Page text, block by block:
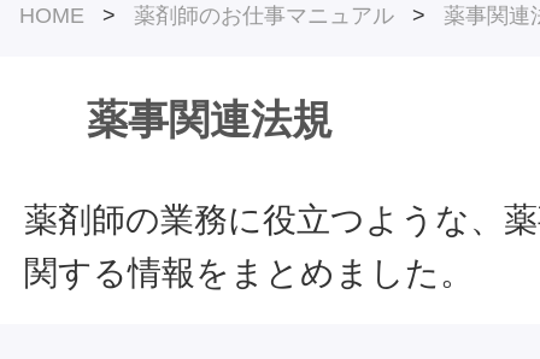
HOME > 薬剤師のお仕事マニュアル > 薬事関連
薬事関連法規
薬剤師の業務に役立つような、
関する情報をまとめました。